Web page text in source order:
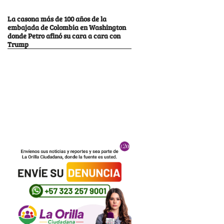
La casona más de 100 años de la
embajada de Colombia en Washington
donde Petro afinó su cara a cara con
Trump